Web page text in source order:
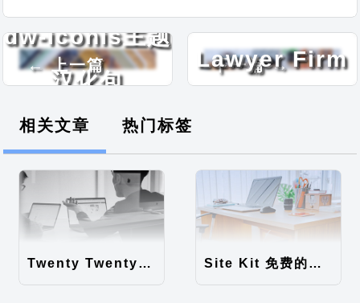
← 上一篇
dw-iconis主题
汉化包
下一篇 →
Business
Lawyer Firm
相关文章 热门标签
Twenty Twenty-Five 免费的WordPress内容主题 Site Kit 免费的WordPress数据统计插件